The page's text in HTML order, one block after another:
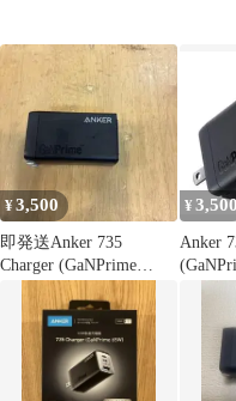
¥3,500
即発送Anker 735
Charger (GaNPrime
65W) 本体のみ
¥
Anker
電器